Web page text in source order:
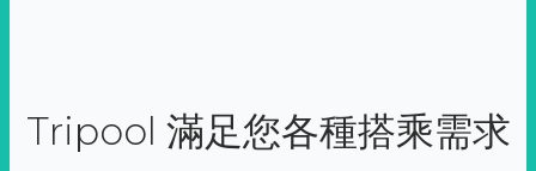
Tripool 滿足您各種搭乘需求